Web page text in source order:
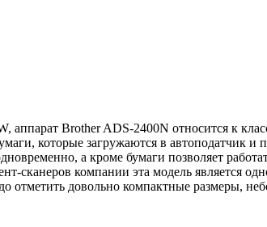
Brother ADS-2400N относится к
которые загружаются в автоподатчик
а кроме бумаги позволяет
компании эта модель является
довольно компактные размеры,